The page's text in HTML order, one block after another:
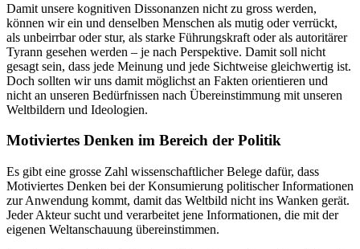
Damit unsere kognitiven Dissonanzen nicht zu gross werden,
können wir ein und denselben Menschen als mutig oder verrückt,
als unbeirrbar oder stur, als starke Führungskraft oder als autoritärer
Tyrann gesehen werden – je nach Perspektive. Damit soll nicht
gesagt sein, dass jede Meinung und jede Sichtweise gleichwertig ist.
Doch sollten wir uns damit möglichst an Fakten orientieren und
nicht an unseren Bedürfnissen nach Übereinstimmung mit unseren
Weltbildern und Ideologien.
Motiviertes Denken im Bereich der Politik
Es gibt eine grosse Zahl wissenschaftlicher Belege dafür, dass
Motiviertes Denken bei der Konsumierung politischer Informationen
zur Anwendung kommt, damit das Weltbild nicht ins Wanken gerät.
Jeder Akteur sucht und verarbeitet jene Informationen, die mit der
eigenen Weltanschauung übereinstimmen.